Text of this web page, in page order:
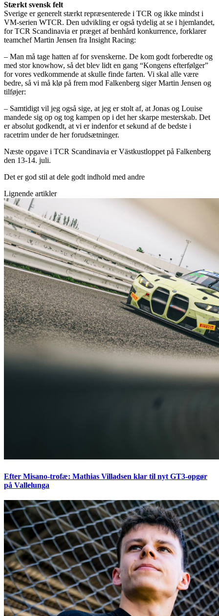
Stærkt svensk felt
Sverige er generelt stærkt repræsenterede i TCR og ikke mindst i
VM-serien WTCR. Den udvikling er også tydelig at se i hjemlandet,
for TCR Scandinavia er præget af benhård konkurrence, forklarer
teamchef Martin Jensen fra Insight Racing:
– Man må tage hatten af for svenskerne. De kom godt forberedte og
med stor knowhow, så det blev lidt en gang “Kongens efterfølger”
for vores vedkommende at skulle finde farten. Vi skal alle være
bedre, så vi må klø på frem mod Falkenberg siger Martin Jensen og
tilføjer:
– Samtidigt vil jeg også sige, at jeg er stolt af, at Jonas og Louise
mandede sig op og tog kampen op i det her skarpe mesterskab. Det
er absolut godkendt, at vi er indenfor et sekund af de bedste i
racetrim under de her forudsætninger.
Næste opgave i TCR Scandinavia er Västkustloppet på Falkenberg
den 13-14. juli.
Det er god stil at dele godt indhold med andre
Lignende artikler
Efter Misano-trofæ: Mathias Villadsen klar til nyt GT3-opgør
på Vallelunga